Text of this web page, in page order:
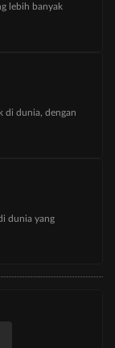
lebih banyak
di dunia, dengan
dunia yang